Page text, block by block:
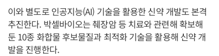
이와 별도로 인공지능(AI) 기술을 활용한 신약 개발도 본격
추진한다. 박셀바이오는 췌장암 등 치료와 관련해 확보해
둔 10종 화합물 후보물질과 최적화 기술을 활용해 신약 개
발을 진행한다.